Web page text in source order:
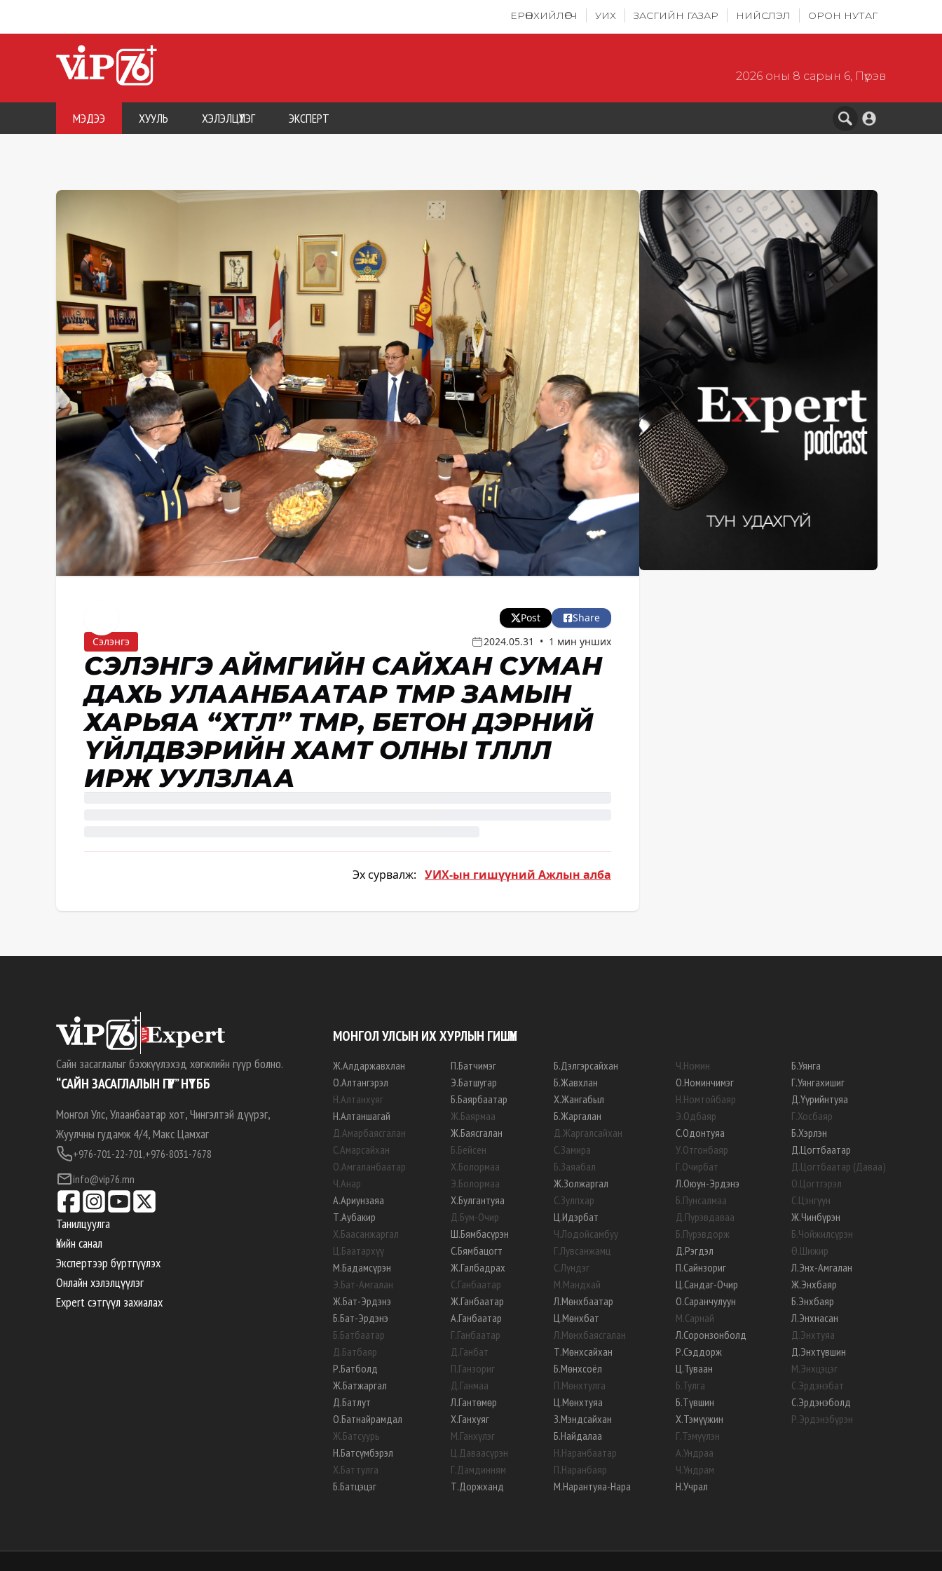
ЕРӨНХИЙЛӨГЧ УИХ ЗАСГИЙН ГАЗАР НИЙСЛЭЛ ОРОН НУТАГ
2026 оны 8 сарын 6, Пүрэв
МЭДЭЭ ХУУЛЬ ХЭЛЭЛЦҮҮЛЭГ ЭКСПЕРТ
Post
Share
Сэлэнгэ
2024.05.31 • 1 мин унших
СЭЛЭНГЭ АЙМГИЙН САЙХАН СУМАН
ДАХЬ УЛААНБААТАР ТӨМӨР ЗАМЫН
ХАРЬЯА “ХӨТӨЛ” ТӨМӨР, БЕТОН ДЭРНИЙ
ҮЙЛДВЭРИЙН ХАМТ ОЛНЫ ТӨЛӨӨЛӨЛ
ИРЖ УУЛЗЛАА
Эх сурвалж: УИХ-ын гишүүний Ажлын алба
Сайн засаглалыг бэхжүүлэхэд хөгжлийн гүүр болно.
“САЙН ЗАСАГЛАЛЫН ГҮҮР” НҮТББ
Монгол Улс, Улаанбаатар хот, Чингэлтэй дүүрэг,
Жуулчны гудамж 4/4, Макс Цамхаг
+976-701-22-701,+976-8031-7678
info@vip76.mn
Танилцуулга
Үнийн санал
Экспертээр бүртгүүлэх
Онлайн хэлэлцүүлэг
Expert сэтгүүл захиалах
МОНГОЛ УЛСЫН ИХ ХУРЛЫН ГИШҮҮН
Ж.Алдаржавхлан
О.Алтангэрэл
Н.Алтанхуяг
Н.Алтаншагай
Д.Амарбаясгалан
С.Амарсайхан
О.Амгаланбаатар
Ч.Анар
А.Ариунзаяа
Т.Аубакир
Х.Баасанжаргал
Ц.Баатархүү
М.Бадамсүрэн
Э.Бат-Амгалан
Ж.Бат-Эрдэнэ
Б.Бат-Эрдэнэ
Б.Батбаатар
Д.Батбаяр
Р.Батболд
Ж.Батжаргал
Д.Батлут
О.Батнайрамдал
Ж.Батсуурь
Н.Батсүмбэрэл
Х.Баттулга
Б.Батцэцэг
П.Батчимэг
Э.Батшугар
Б.Баярбаатар
Ж.Баярмаа
Ж.Баясгалан
Б.Бейсен
Х.Болормаа
Э.Болормаа
Х.Булгантуяа
Д.Бум-Очир
Ш.Бямбасүрэн
С.Бямбацогт
Ж.Галбадрах
С.Ганбаатар
Ж.Ганбаатар
А.Ганбаатар
Г.Ганбаатар
Д.Ганбат
П.Ганзориг
Д.Ганмаа
Л.Гантөмөр
Х.Ганхуяг
М.Ганхүлэг
Ц.Даваасүрэн
Г.Дамдинням
Т.Доржханд
Б.Дэлгэрсайхан
Б.Жавхлан
Х.Жангабыл
Б.Жаргалан
Д.Жаргалсайхан
С.Замира
Б.Заяабал
Ж.Золжаргал
С.Зулпхар
Ц.Идэрбат
Ч.Лодойсамбуу
Г.Лувсанжамц
С.Лүндэг
М.Мандхай
Л.Мөнхбаатар
Ц.Мөнхбат
Л.Мөнхбаясгалан
Т.Мөнхсайхан
Б.Мөнхсоёл
П.Мөнхтулга
Ц.Мөнхтуяа
З.Мэндсайхан
Б.Найдалаа
Н.Наранбаатар
П.Наранбаяр
М.Нарантуяа-Нара
Ч.Номин
О.Номинчимэг
Н.Номтойбаяр
Э.Одбаяр
С.Одонтуяа
У.Отгонбаяр
Г.Очирбат
Л.Оюун-Эрдэнэ
Б.Пунсалмаа
Д.Пүрэвдаваа
Б.Пүрэвдорж
Д.Рэгдэл
П.Сайнзориг
Ц.Сандаг-Очир
О.Саранчулуун
М.Сарнай
Л.Соронзонболд
Р.Сэддорж
Ц.Туваан
Б.Тулга
Б.Түвшин
Х.Тэмүүжин
Г.Тэмүүлэн
А.Ундраа
Ч.Ундрам
Н.Учрал
Б.Уянга
Г.Уянгахишиг
Д.Үүрийнтуяа
Г.Хосбаяр
Б.Хэрлэн
Д.Цогтбаатар
Д.Цогтбаатар (Даваа)
О.Цогтгэрэл
С.Цэнгүүн
Ж.Чинбүрэн
Б.Чойжилсүрэн
Ө.Шижир
Л.Энх-Амгалан
Ж.Энхбаяр
Б.Энхбаяр
Л.Энхнасан
Д.Энхтуяа
Д.Энхтүвшин
М.Энхцэцэг
С.Эрдэнэбат
С.Эрдэнэболд
Р.Эрдэнэбүрэн